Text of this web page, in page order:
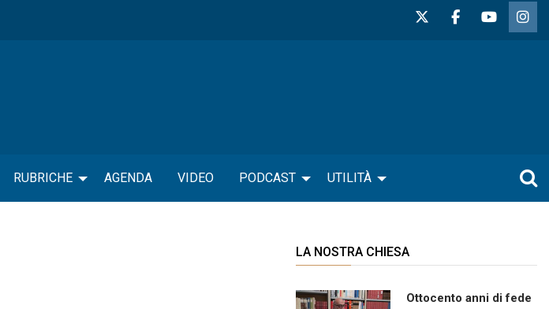
RUBRICHE AGENDA VIDEO PODCAST UTILITÀ
LA NOSTRA CHIESA
Ottocento anni di fede